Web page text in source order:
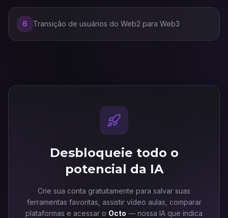
6 Transição de usuários do Web2 para Web3
Desbloqueie todo o
potencial da IA
Crie sua conta gratuitamente para salvar suas
ferramentas favoritas, assistir vídeo aulas, comparar
plataformas e acessar o Octo — nossa IA que indica